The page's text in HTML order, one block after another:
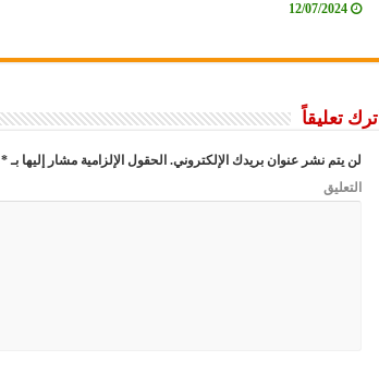
12/07/2024
اترك تعليقاً
لن يتم نشر عنوان بريدك الإلكتروني. الحقول الإلزامية مشار إليها بـ*
التعليق